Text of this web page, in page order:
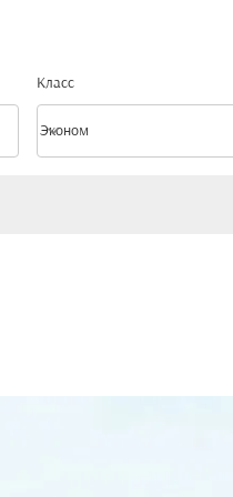
Класс
Класс option Эконом Selected
Эконом
keyboard_arrow_down